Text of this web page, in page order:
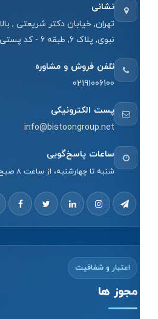
نشانی
تهران, خیابان دکتر شریعتی ,
نبوی, پلاک 6, طبقه 6 - کد پستی: 1963815896
تلفن فروش و مشاوره
02191006100
پست الکترونیکی
info@bistoongroup.net
ساعات پاسخ‌گویی
شنبه تا چهارشنبه، از ساعت 8 صبح تا 5 عصر
اعتبار و شفافیت
مجوز ها